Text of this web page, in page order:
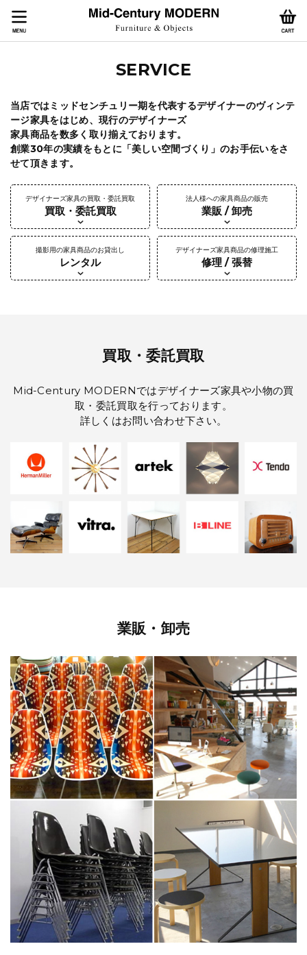
SERVICE
当店ではミッドセンチュリー期を代表するデザイナーのヴィンテ
ージ家具をはじめ、現行のデザイナーズ
家具商品を数多く取り揃えております。
創業30年の実績をもとに「美しい空間づくり」のお手伝いをさ
せて頂きます。
デザイナーズ家具の買取・委託買取
買取・委託買取
法人様への家具商品の販売
業販 / 卸売
撮影用の家具商品のお貸出し
レンタル
デザイナーズ家具商品の修理施工
修理 / 張替
買取・委託買取
Mid-Century MODERNではデザイナーズ家具や小物の買
取・委託買取を行っております。
詳しくはお問い合わせ下さい。
業販・卸売